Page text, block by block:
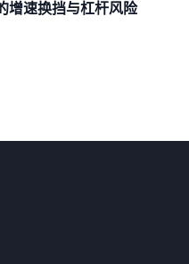
增速换挡与杠杆风险